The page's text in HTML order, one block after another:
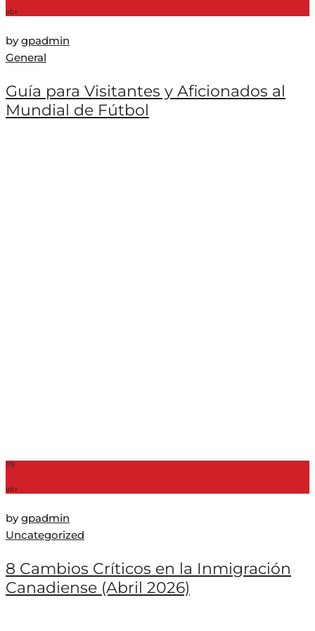
abr
bygpadmin
General
Guía para Visitantes y Aficionados al
Mundial de Fútbol
09
abr
bygpadmin
Uncategorized
8 Cambios Críticos en la Inmigración
Canadiense (Abril 2026)